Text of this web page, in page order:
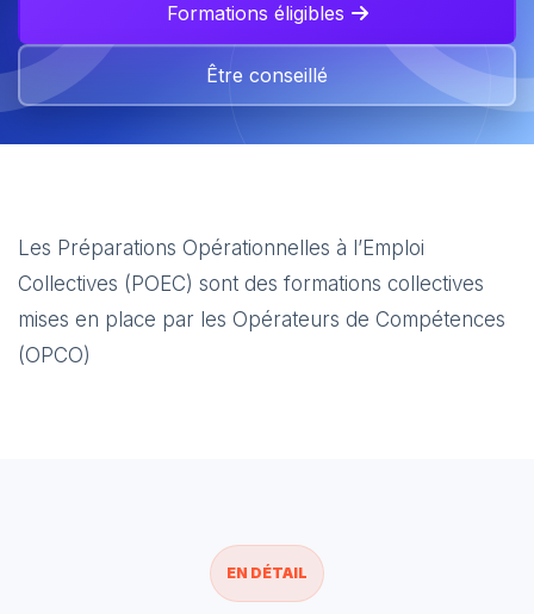
Formations éligibles
Être conseillé
Les Préparations Opérationnelles à l’Emploi
Collectives (POEC) sont des formations collectives
mises en place par les Opérateurs de Compétences
(OPCO)
EN DÉTAIL